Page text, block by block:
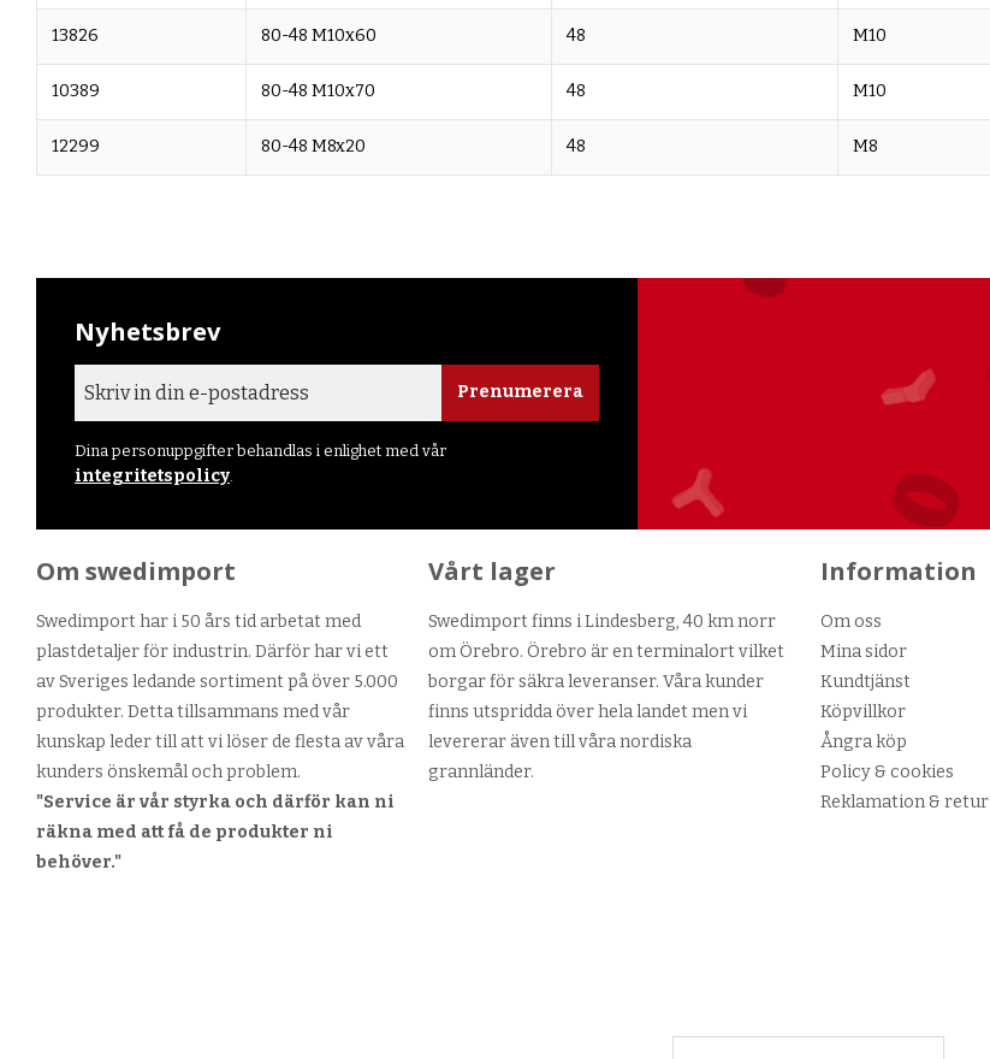
13826 80-48 M10x60 48 M10
10389 80-48 M10x70 48 M10
12299 80-48 M8x20 48 M8
Nyhetsbrev
Prenumerera
Dina personuppgifter behandlas i enlighet med vår
integritetspolicy
Om swedimport
Swedimport har i 50 års tid arbetat med
plastdetaljer för industrin. Därför har vi ett
av Sveriges ledande sortiment på över 5.000
produkter. Detta tillsammans med vår
kunskap leder till att vi löser de flesta av våra
kunders önskemål och problem.
"Service är vår styrka och därför kan ni
räkna med att få de produkter ni
behöver."
Vårt lager
Swedimport finns i Lindesberg, 40 km norr
om Örebro. Örebro är en terminalort vilket
borgar för säkra leveranser. Våra kunder
finns utspridda över hela landet men vi
levererar även till våra nordiska
grannländer.
Information
Om oss
Mina sidor
Kundtjänst
Köpvillkor
Ångra köp
Policy & cookies
Reklamation & retur